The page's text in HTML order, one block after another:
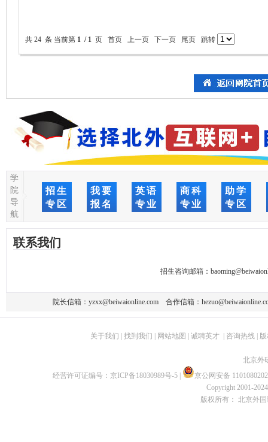
共 24 条 当前第 1 / 1 页 首页 上一页 下一页 尾页 跳转
学
院
导
航
招生
专区
我要
报名
英语
专业
商科
专业
助学
专区
联系我们
招生咨询邮箱：
院长信箱： yzxx@beiwaionline.com 合作信箱：
关于我们 找到我们 网站地图 诚聘英才| 咨询热线|
北京外
经营许可证编号： 京ICP备18030989号-5
京公网安备
Copyright 2001-
版权所有： 北京外